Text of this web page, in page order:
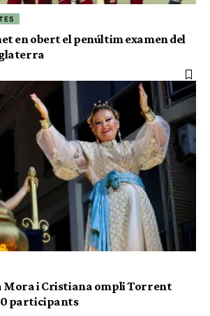
en obert el penúltim examen del
Mora i Cristiana ompli Torrent
participants